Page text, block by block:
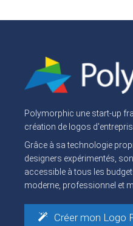
Polymorphic une start-up
création de logos
Grâce à sa technologie
designers expérimentés,
accessible à tous les
moderne, professionnel et
Créer mon Logo